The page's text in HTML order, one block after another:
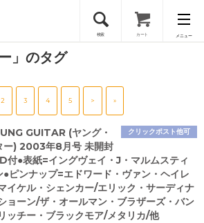
検索 カート メニュー
」のタグ
2 3 4 5 > »
クリックポスト他可
GUITAR (ヤング・
ー) 2003年8月号 未開封
付●表紙=イングヴェイ・J・マルムスティ
●ピンナップ=エドワード・ヴァン・ヘイレ
イケル・シェンカー/エリック・サーディナ
ョーン/ザ・オールマン・ブラザーズ・バン
ッチー・ブラックモア/メタリカ/他